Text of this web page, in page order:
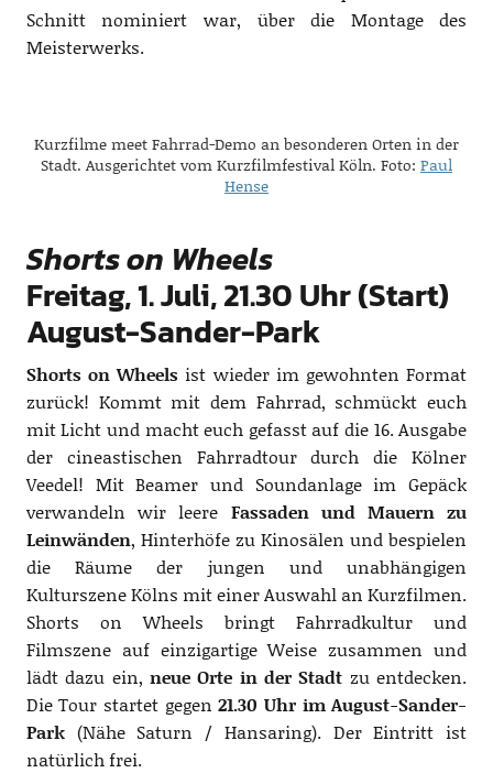
Schnitt nominiert war, über die Montage des
Meisterwerks.
Kurzfilme meet Fahrrad-Demo an besonderen Orten in der
Stadt. Ausgerichtet vom Kurzfilmfestival Köln. Foto: Paul
Hense
Shorts on Wheels
Freitag, 1. Juli, 21.30 Uhr (Start)
August-Sander-Park
Shorts on Wheels ist wieder im gewohnten Format
zurück! Kommt mit dem Fahrrad, schmückt euch
mit Licht und macht euch gefasst auf die 16. Ausgabe
der cineastischen Fahrradtour durch die Kölner
Veedel! Mit Beamer und Soundanlage im Gepäck
verwandeln wir leere Fassaden und Mauern zu
Leinwänden, Hinterhöfe zu Kinosälen und bespielen
die Räume der jungen und unabhängigen
Kulturszene Kölns mit einer Auswahl an Kurzfilmen.
Shorts on Wheels bringt Fahrradkultur und
Filmszene auf einzigartige Weise zusammen und
lädt dazu ein, neue Orte in der Stadt zu entdecken.
Die Tour startet gegen21.30 Uhr im August-Sander-
Park(Nähe Saturn / Hansaring). Der Eintritt ist
natürlich frei.